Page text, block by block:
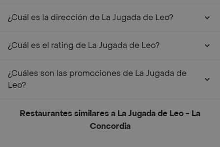
¿Cuál es la dirección de La Jugada de Leo?
¿Cuál es el rating de La Jugada de Leo?
¿Cuáles son las promociones de La Jugada de
Leo?
Restaurantes similares a La Jugada de Leo - La
Concordia